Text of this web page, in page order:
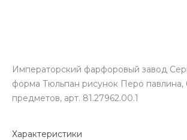
Императорский фарфоровый завод
форма Тюльпан рисунок Перо павлина,
предметов, арт. 81.27962.00.1
Характеристики